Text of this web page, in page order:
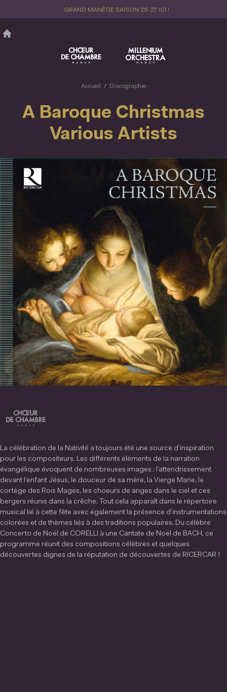
principal
GRAND MANÈGE SAISON 26-27 ICI !
Accueil Discographie
A Baroque Christmas
Various Artists
La célébration de la Nativité a toujours été une source d’inspiration
pour les compositeurs. Les différents éléments de la narration
évangélique évoquent de nombreuses images : l’attendrissement
devant l’enfant Jésus, le douceur de sa mère, la Vierge Marie, le
cortège des Rois Mages, les choeurs de anges dans le ciel et ces
bergers réunis dans la crêche. Tout cela apparaît dans le répertoire
musical lié à cette fête avec également la présence d’instrumentations
colorées et de thèmes liés à des traditions populaires. Du célèbre
Concerto de Noël de CORELLI à une Cantate de Noël de BACH, ce
programme réunit des compositions célèbres et quelques
découvertes dignes de la réputation de découvertes de RICERCAR !